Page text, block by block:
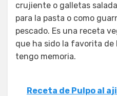
crujiente o galletas
para la pasta o como
pescado. Es una receta
que ha sido la favorita
tengo memoria.
Receta de Pulpo al